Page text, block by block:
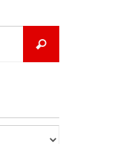
nach:
Suchen